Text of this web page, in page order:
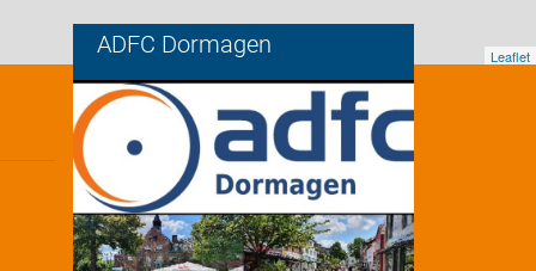
Leaflet
ADFC Dormagen